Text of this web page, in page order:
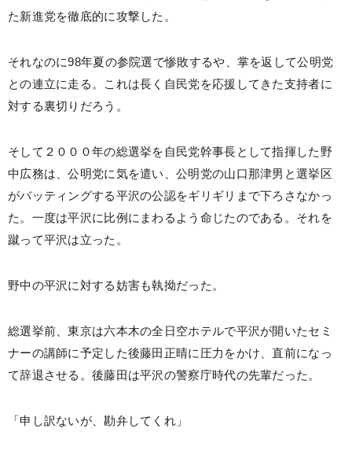
た新進党を徹底的に攻撃した。
それなのに98年夏の参院選で惨敗するや、掌を返して公明党
との連立に走る。これは長く自民党を応援してきた支持者に
対する裏切りだろう。
そして２０００年の総選挙を自民党幹事長として指揮した野
中広務は、公明党に気を遣い、公明党の山口那津男と選挙区
がバッティングする平沢の公認をギリギリまで下ろさなかっ
た。一度は平沢に比例にまわるよう命じたのである。それを
蹴って平沢は立った。
野中の平沢に対する妨害も執拗だった。
総選挙前、東京は六本木の全日空ホテルで平沢が開いたセミ
ナーの講師に予定した後藤田正晴に圧力をかけ、直前になっ
て辞退させる。後藤田は平沢の警察庁時代の先輩だった。
「申し訳ないが、勘弁してくれ」